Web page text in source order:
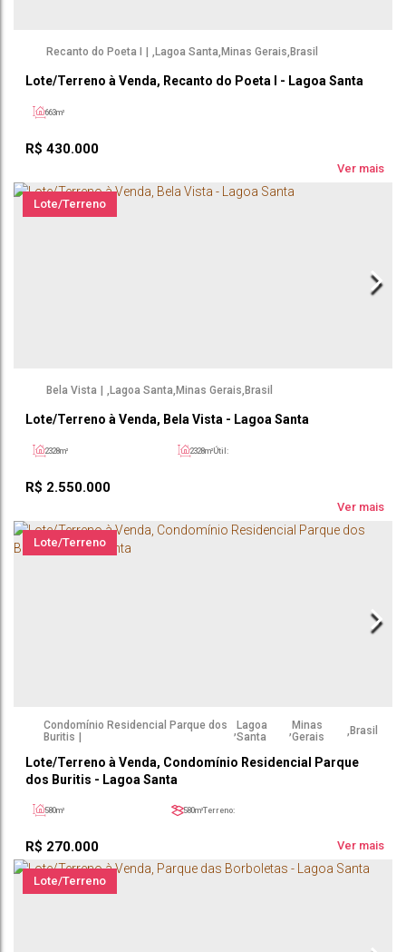
Lote/Terreno à Venda, Recanto do Poeta I - Lagoa Santa
R$ 430.000
Recanto do Poeta I Lagoa Santa Minas Gerais Brasil
663m²
Ver mais
Lote/Terreno
Lote/Terreno à Venda, Bela Vista - Lagoa Santa
R$ 2.550.000
Bela Vista Lagoa Santa Minas Gerais Brasil
2328m² Útil:
2328m²
Ver mais
Lote/Terreno
Lote/Terreno à Venda, Condomínio Residencial Parque
dos Buritis - Lagoa Santa
R$ 270.000
Condomínio Residencial Parque dos
Buritis
,Lagoa
Santa
,Minas
Gerais
, Brasil
580m² Terreno:
580m²
Ver mais
Lote/Terreno